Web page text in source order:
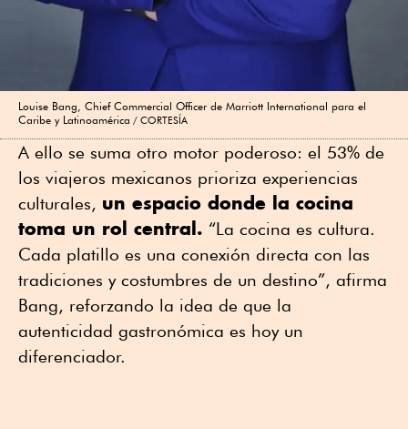
Louise Bang, Chief Commercial Officer de Marriott International para el
Caribe y Latinoamérica
CORTESÍA
A ello se suma otro motor poderoso: el 53% de
los viajeros mexicanos prioriza experiencias
culturales, un espacio donde la cocina
toma un rol central. “La cocina es cultura.
Cada platillo es una conexión directa con las
tradiciones y costumbres de un destino”, afirma
Bang, reforzando la idea de que la
autenticidad gastronómica es hoy un
diferenciador.